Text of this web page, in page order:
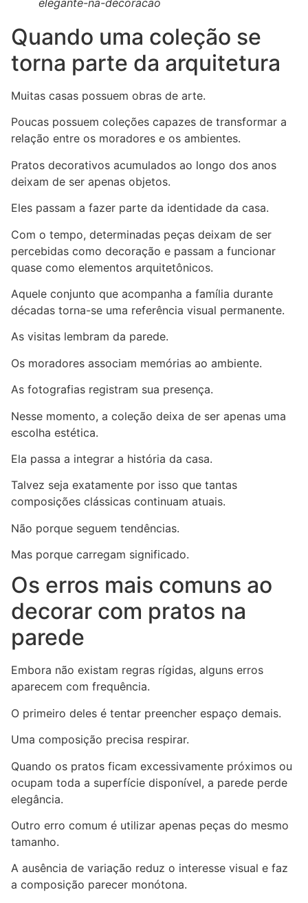
elegante-na-decoracao
Quando uma coleção se
torna parte da arquitetura
Muitas casas possuem obras de arte.
Poucas possuem coleções capazes de transformar a
relação entre os moradores e os ambientes.
Pratos decorativos acumulados ao longo dos anos
deixam de ser apenas objetos.
Eles passam a fazer parte da identidade da casa.
Com o tempo, determinadas peças deixam de ser
percebidas como decoração e passam a funcionar
quase como elementos arquitetônicos.
Aquele conjunto que acompanha a família durante
décadas torna-se uma referência visual permanente.
As visitas lembram da parede.
Os moradores associam memórias ao ambiente.
As fotografias registram sua presença.
Nesse momento, a coleção deixa de ser apenas uma
escolha estética.
Ela passa a integrar a história da casa.
Talvez seja exatamente por isso que tantas
composições clássicas continuam atuais.
Não porque seguem tendências.
Mas porque carregam significado.
Os erros mais comuns ao
decorar com pratos na
parede
Embora não existam regras rígidas, alguns erros
aparecem com frequência.
O primeiro deles é tentar preencher espaço demais.
Uma composição precisa respirar.
Quando os pratos ficam excessivamente próximos ou
ocupam toda a superfície disponível, a parede perde
elegância.
Outro erro comum é utilizar apenas peças do mesmo
tamanho.
A ausência de variação reduz o interesse visual e faz
a composição parecer monótona.